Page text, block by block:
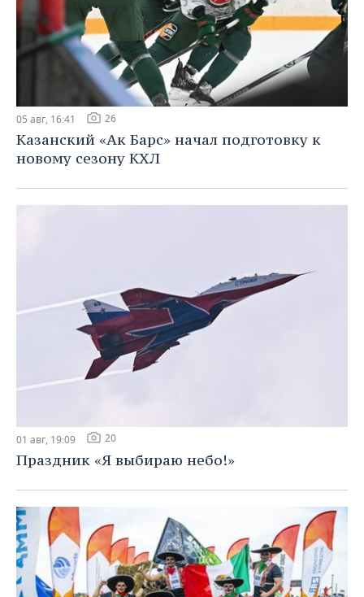
05 авг, 16:41 26
Казанский «Ак Барс» начал подготовку к
новому сезону КХЛ
01 авг, 19:09 20
Праздник «Я выбираю небо!»